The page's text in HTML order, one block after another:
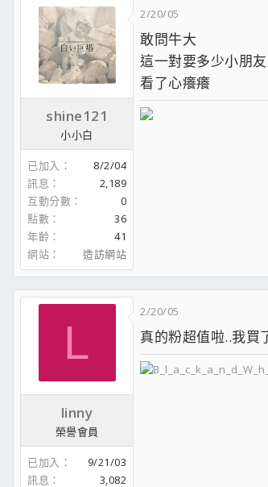
shine121
小小白
已加入
8/2/04
訊息
2,189
互動分數
0
點數
36
年齡
41
網站
造訪網站
2/20/05
敢問牛大
這一對要多少小朋
看了心癢癢
L
linny
榮譽會員
已加入
9/21/03
訊息
3,082
2/20/05
真的粉超值啦..我